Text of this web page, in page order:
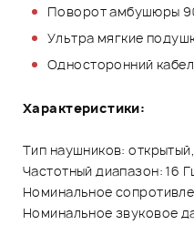
Поворот амбушюры
Ультра мягкие
Односторонний
Характеристики:
Тип наушников:
Частотный диапазон: 16
Номинальное
Номинальное звуковое